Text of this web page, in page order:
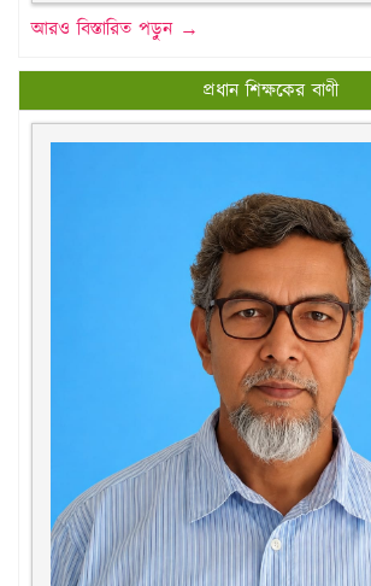
আরও বিস্তারিত পড়ুন →
প্রধান শিক্ষকের বাণী